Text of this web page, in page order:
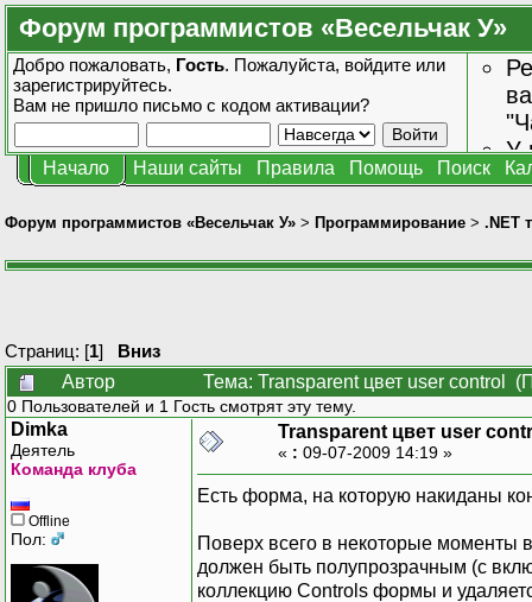
Форум программистов «Весельчак У»
Добро пожаловать, Гость. Пожалуйста, войдите или
зарегистрируйтесь.
Вам не пришло письмо с кодом активации?
У
Начало Наши сайты Правила Помощь Поиск
Форум программистов «Весельчак У» > Программирование > .NET
Страниц: [1] Вниз
Автор
Тема: Transparent цвет user control
0 Пользователей и 1 Гость смотрят эту тему.
Dimka
Деятель
Команда клуба
Offline
Пол:
Transparent цвет user
« : 09-07-2009 14:19 »
Есть форма, на которую накиданы
Поверх всего в некоторые моменты
должен быть полупрозрачным (с
коллекцию Controls формы и